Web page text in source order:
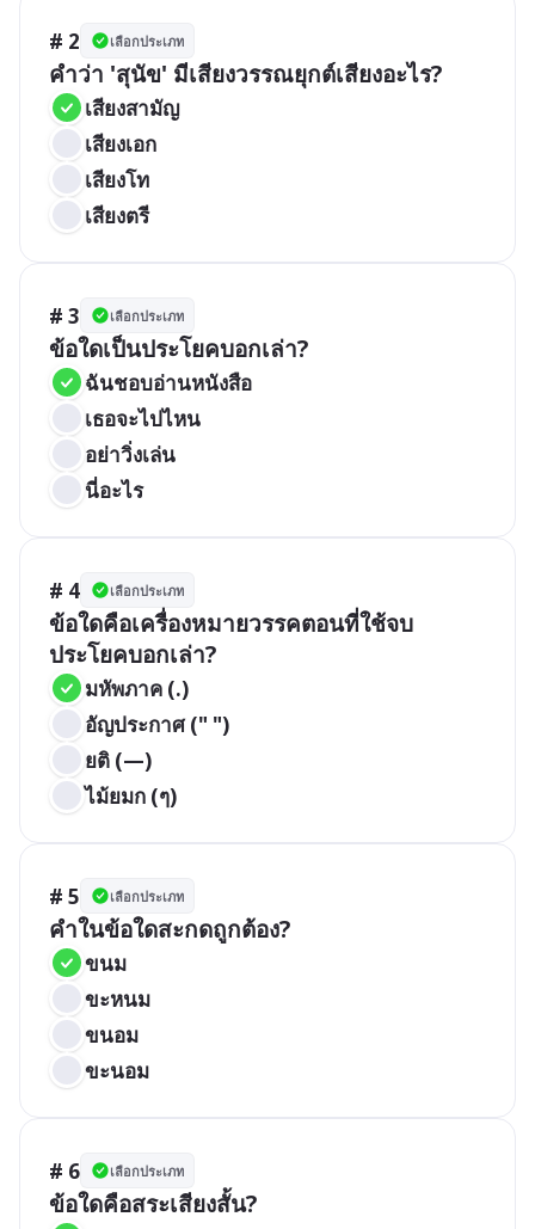
# 2 เลือกประเภท
คำว่า 'สุนัข' มีเสียงวรรณยุกต์เสียงอะไร?
เสียงสามัญ
เสียงเอก
เสียงโท
เสียงตรี
# 3 เลือกประเภท
ข้อใดเป็นประโยคบอกเล่า?
ฉันชอบอ่านหนังสือ
เธอจะไปไหน
อย่าวิ่งเล่น
นี่อะไร
# 4 เลือกประเภท
ข้อใดคือเครื่องหมายวรรคตอนที่ใช้จบ
ประโยคบอกเล่า?
มหัพภาค (.)
อัญประกาศ (" ")
ยติ (—)
ไม้ยมก (ๆ)
# 5 เลือกประเภท
คำในข้อใดสะกดถูกต้อง?
ขนม
ขะหนม
ขนอม
ขะนอม
# 6 เลือกประเภท
ข้อใดคือสระเสียงสั้น?